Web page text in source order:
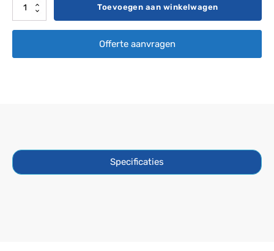
Vloeibare
aroma
Toevoegen aan winkelwagen
Offerte aanvragen
Specificaties